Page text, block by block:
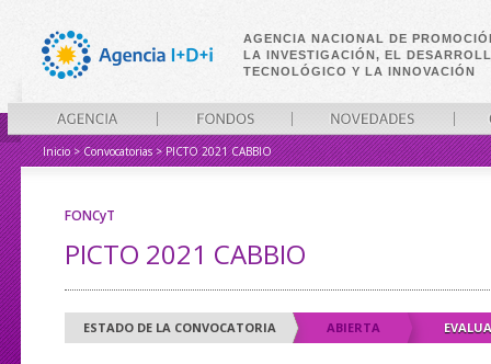
AGENCIA NACIONAL DE
LA INVESTIGACIÓN, EL
TECNOLÓGICO Y LA INNOVACIÓN
AGENCIA
Inicio>Convocatorias>PICTO 2021 CABBIO
FONCyT
PICTO 2021 CABBIO
ESTADO DE LA CONVOCATORIA ABIERTA